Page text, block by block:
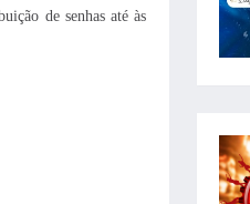
de senhas até às